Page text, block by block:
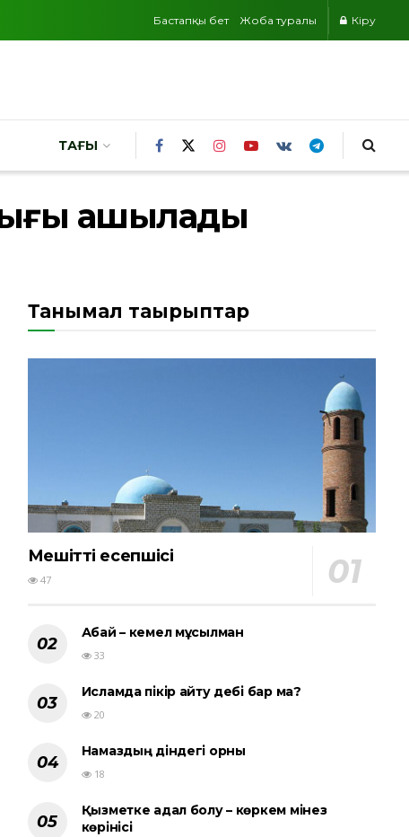
Бастапқы бет Жоба туралы Кіру
ТАҒЫ
ашылады
Танымал тақырыптар
Мешіттің есепшісі
47
Абай – кемел мұсылман
33
Исламда пікір айту әдебі бар ма?
20
Намаздың діндегі орны
18
Қызметке адал болу – көркем мінез
көрінісі